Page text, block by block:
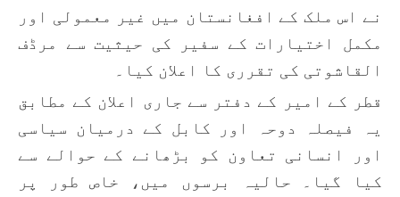
نے اس ملک کے افغانستان میں غیر معمولی اور
مکمل اختیارات کے سفیر کی حیثیت سے مرڈف
القاشوتی کی تقرری کا اعلان کیا۔
قطر کے امیر کے دفتر سے جاری اعلان کے مطابق
یہ فیصلہ دوحہ اور کابل کے درمیان سیاسی
اور انسانی تعاون کو بڑھانے کے حوالے سے
کیا گیا۔ حالیہ برسوں میں، خاص طور پر